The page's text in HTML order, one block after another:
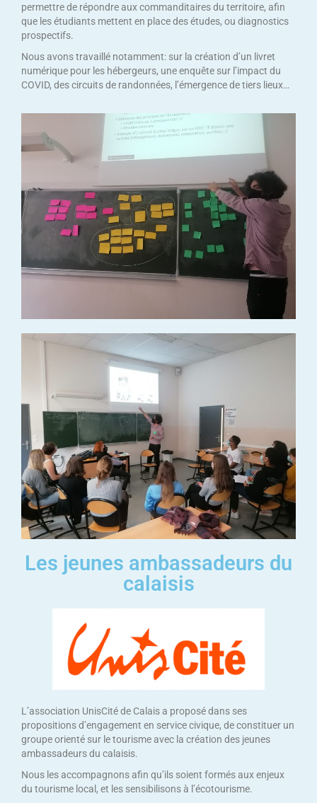
permettre de répondre aux commanditaires du territoire, afin
que les étudiants mettent en place des études, ou diagnostics
prospectifs.
Nous avons travaillé notamment: sur la création d’un livret
numérique pour les hébergeurs, une enquête sur l’impact du
COVID, des circuits de randonnées, l’émergence de tiers lieux…
Les jeunes ambassadeurs du
calaisis
L’association UnisCité de Calais a proposé dans ses
propositions d’engagement en service civique, de constituer un
groupe orienté sur le tourisme avec la création des jeunes
ambassadeurs du calaisis.
Nous les accompagnons afin qu’ils soient formés aux enjeux
du tourisme local, et les sensibilisons à l’écotourisme.